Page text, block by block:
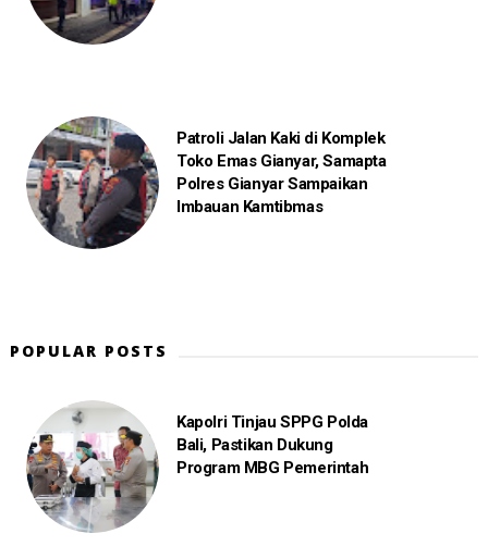
Patroli Jalan Kaki di Komplek
Toko Emas Gianyar, Samapta
Polres Gianyar Sampaikan
Imbauan Kamtibmas
POPULAR POSTS
Kapolri Tinjau SPPG Polda
Bali, Pastikan Dukung
Program MBG Pemerintah